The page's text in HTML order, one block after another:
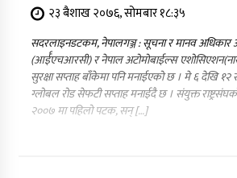
२३ बैशाख २०७६, सोमबार १८:३५
सदरलाइनडटकम, नेपालगञ्ज : सूचना र मानव अधिकार
(आर्ईएचआरसी) र नेपाल अटोमोबाईल्स
सुरक्षा सप्ताह बाँकेमा पनि मनाईएको छ । मे ६ देखि १२
ग्लोबल रोड सेफटी सप्ताह मनाईदै छ । संयुक्त
२००७ मा पहिलो पटक, सन् […]